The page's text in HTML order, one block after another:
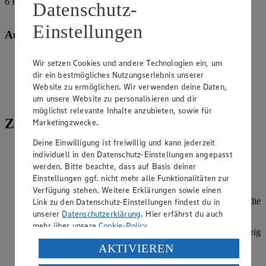
Milch
Außerdem:
Butter, zum Einfetten
Paniermehl
Puderzucker
Zubereitung
Rhabarber waschen, putzen und in ca. 2 cm lange Stücke
schneiden. 1 EL Mehl unter die Rhabarberstücke mischen.
Butter, Zucker und Vanillezucker cremig rühren. Die Eier
nacheinander unterrühren. Kokosraspel, Mehl und
Backpulver mischen und abwechselnd mit der Milch unter die
Butter-Ei-Masse rühren. Die Rhabarberstücke unterheben.
Kastenform einfetten und mit Semmelbröseln ausstreuen. Teig
einfüllen und glatt streichen. Im vorgeheizten Backofen bei
175 Grad Ober-/Unterhitze (Umluft 155 Grad) ca. 60
Minuten backen. Anschließend in der Form ca. 10 Minuten
Datenschutz-
Einstellungen
Wir setzen Cookies und andere Technologien ein, um
dir ein bestmögliches Nutzungserlebnis unserer
Website zu ermöglichen. Wir verwenden deine Daten,
um unsere Website zu personalisieren und dir
möglichst relevante Inhalte anzubieten, sowie für
Marketingzwecke.
Deine Einwilligung ist freiwillig und kann jederzeit
individuell in den Datenschutz-Einstellungen angepasst
werden. Bitte beachte, dass auf Basis deiner
Einstellungen ggf. nicht mehr alle Funktionalitäten zur
Verfügung stehen. Weitere Erklärungen sowie einen
Link zu den Datenschutz-Einstellungen findest du in
unserer Datenschutzerklärung. Hier erfährst du auch
mehr über unsereCookie-Policy.
Verarbeitung deiner personenbezogenen Daten in den
USA durch Facebook und YouTube:
AKTIVIEREN